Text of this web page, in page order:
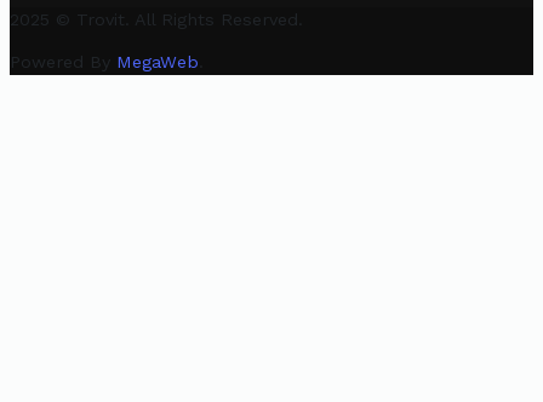
2025 © Trovit. All Rights Reserved.
Powered By MegaWeb